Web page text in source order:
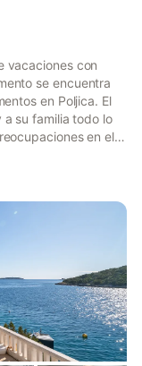
vacaciones con
se encuentra
en Poljica. El
su familia todo lo
en el
y actividades
en la bañera de
en la...